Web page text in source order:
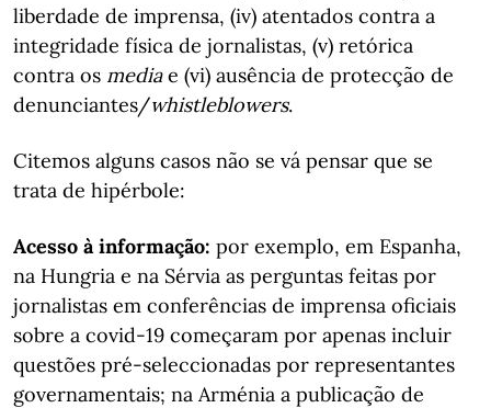
liberdade de imprensa, (iv) atentados contra a
integridade física de jornalistas, (v) retórica
contra os mediae (vi) ausência de protecção de
denunciantes/whistleblowers.
Citemos alguns casos não se vá pensar que se
trata de hipérbole:
Acesso à informação: por exemplo, em Espanha,
na Hungria e na Sérvia as perguntas feitas por
jornalistas em conferências de imprensa oficiais
sobre a covid-19 começaram por apenas incluir
questões pré-seleccionadas por representantes
governamentais; na Arménia a publicação de